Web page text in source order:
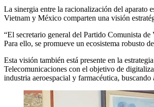
La sinergia entre la racionalización del aparato
Vietnam y México comparten una visión
“El secretario general del Partido Comunista
Para ello, se promueve un ecosistema robusto
Esta visión también está presente en la
Telecomunicaciones con el objetivo de
industria aeroespacial y farmacéutica,